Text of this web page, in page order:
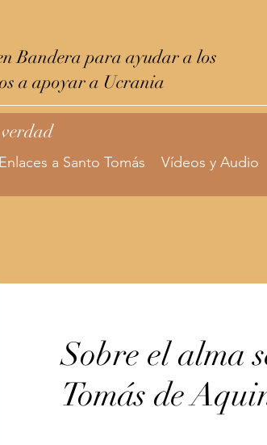
Bandera para ayudar a los
a apoyar a Ucrania
Enlaces a Santo Tomás Vídeos y Audio
Sobre el alma
Tomás de